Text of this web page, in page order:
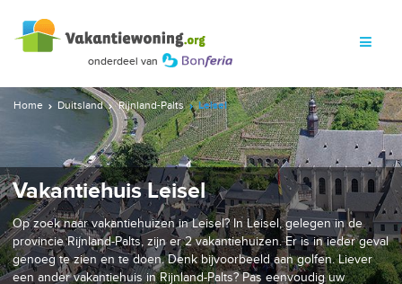
Home Duitsland Rijnland-Palts Leisel
Vakantiehuis Leisel
Op zoek naar vakantiehuizen in Leisel? In Leisel, gelegen in de
provincie Rijnland-Palts, zijn er 2 vakantiehuizen. Er is in ieder geval
genoeg te zien en te doen. Denk bijvoorbeeld aan golfen. Liever
een ander vakantiehuis in Rijnland-Palts? Pas eenvoudig uw